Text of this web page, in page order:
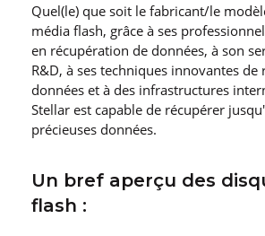
Quel(le) que soit le fabricant/le
média flash, grâce à ses
en récupération de données, à son
R&D, à ses techniques innovantes
données et à des infrastructures
Stellar est capable de récupérer
précieuses données.
Un bref aperçu des
flash :